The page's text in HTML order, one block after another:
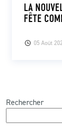
05 Août
LA
FÊTE
Rechercher